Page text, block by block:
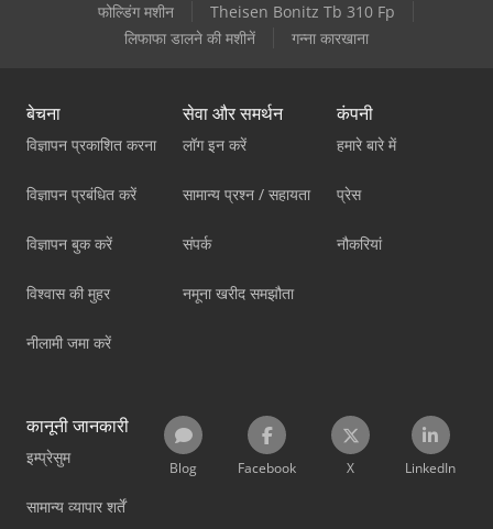
फोल्डिंग मशीन
Theisen Bonitz Tb 310 Fp
लिफाफा डालने की मशीनें
गन्ना कारखाना
बेचना
विज्ञापन प्रकाशित करना
विज्ञापन प्रबंधित करें
विज्ञापन बुक करें
विश्वास की मुहर
नीलामी जमा करें
सेवा और समर्थन
लॉग इन करें
सामान्य प्रश्न / सहायता
संपर्क
नमूना खरीद समझौता
कंपनी
हमारे बारे में
प्रेस
नौकरियां
कानूनी जानकारी
इम्प्रेसुम
सामान्य व्यापार शर्तें
Blog Facebook X LinkedIn